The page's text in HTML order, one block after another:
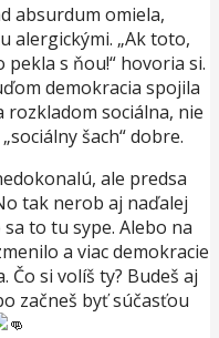
absurdum omiela,
alergickými. „Ak toto,
s ňou!“ hovoria si.
demokracia spojila
sociálna, nie
šach“ dobre.
ale predsa
tak nerob aj naďalej
to tu sype. Alebo na
a viac demokracie
Čo si volíš ty? Budeš aj
začneš byť súčasťou